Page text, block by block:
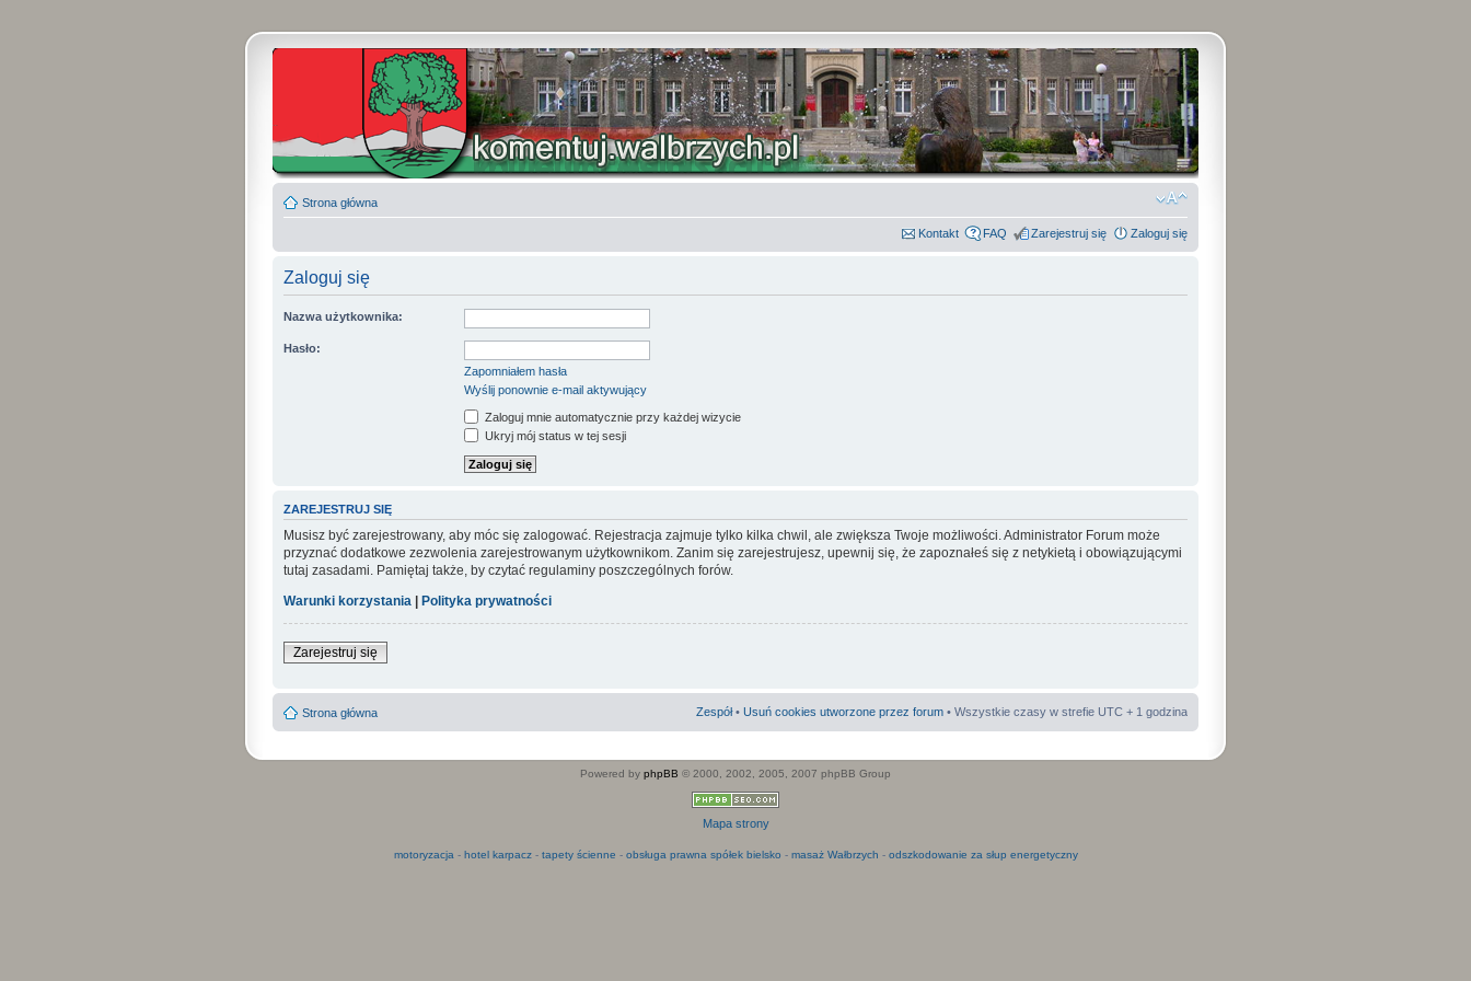
Strona główna
Kontakt FAQ Zarejestruj się Zaloguj się
Zaloguj się
Nazwa użytkownika:
Hasło:
Zapomniałem hasła
Wyślij ponownie e-mail aktywujący
Zaloguj mnie automatycznie przy każdej wizycie
Ukryj mój status w tej sesji
ZAREJESTRUJ SIĘ
Musisz być zarejestrowany, aby móc się zalogować. Rejestracja zajmuje tylko kilka chwil, ale zwiększa Twoje możliwości. Administrator Forum może
przyznać dodatkowe zezwolenia zarejestrowanym użytkownikom. Zanim się zarejestrujesz, upewnij się, że zapoznałeś się z netykietą i obowiązującymi
tutaj zasadami. Pamiętaj także, by czytać regulaminy poszczególnych forów.
Warunki korzystania | Polityka prywatności
Zarejestruj się
Strona główna Zespół• Usuń cookies utworzone przez forum • Wszystkie czasy w strefie UTC + 1 godzina
Powered by phpBB © 2000, 2002, 2005, 2007 phpBB Group
Mapa strony
motoryzacja - hotel karpacz- tapety ścienne - obsługa prawna spółek bielsko - masaż Wałbrzych - odszkodowanie za słup energetyczny